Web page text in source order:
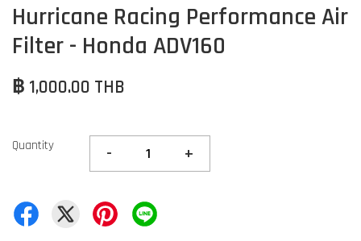
Hurricane Racing Performance Air
Filter - Honda ADV160
฿ 1,000.00 THB
Quantity - +